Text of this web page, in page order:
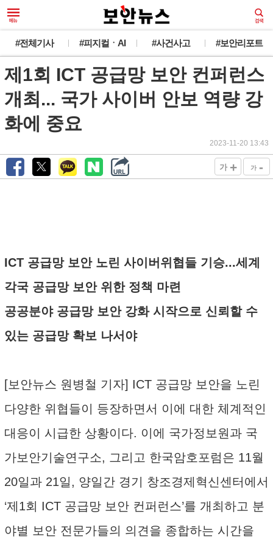
#전체기사 #피지컬ㆍAI #사건사고 #보안리포트
제1회 ICT 공급망 보안 컨퍼런스
개최... 국가 사이버 안보 역량 강
화에 중요
2023-11-20 13:43
가 + 가 -
ICT 공급망 보안 노린 사이버위협들 기승...세계
각국 공급망 보안 위한 정책 마련
공공분야 공급망 보안 강화 시작으로 신뢰할 수
있는 공급망 확보 나서야
[보안뉴스 원병철 기자] ICT 공급망 보안을 노린
다양한 위협들이 등장하면서 이에 대한 체계적인
대응이 시급한 상황이다. 이에 국가정보원과 국
가보안기술연구소, 그리고 한국암호포럼은 11월
20일과 21일, 양일간 경기 창조경제혁신센터에서
‘제1회 ICT 공급망 보안 컨퍼런스’를 개최하고 분
야별 보안 전문가들의 의견을 종합하는 시간을